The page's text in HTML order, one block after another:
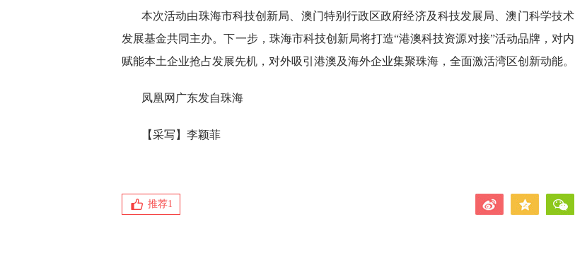
本次活动由珠海市科技创新局、澳门特别行政区政府经济及科技发展局、澳门科学技术
发展基金共同主办。下一步，珠海市科技创新局将打造“港澳科技资源对接”活动品牌，对内
赋能本土企业抢占发展先机，对外吸引港澳及海外企业集聚珠海，全面激活湾区创新动能。
凤凰网广东发自珠海
【采写】李颖菲
推荐1